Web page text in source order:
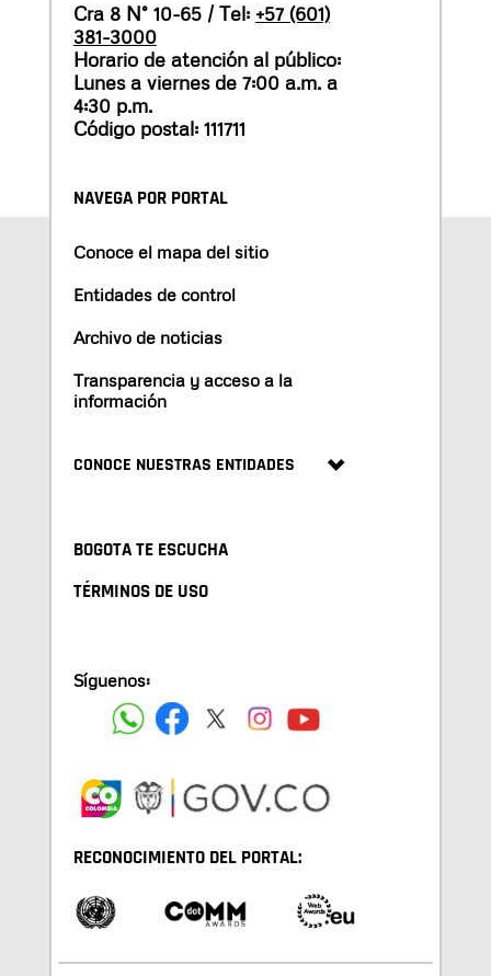
Cra 8 N° 10-65 / Tel: +57 (601)
381-3000
Horario de atención al público:
Lunes a viernes de 7:00 a.m. a
4:30 p.m.
Código postal: 111711
NAVEGA POR PORTAL
Conoce el mapa del sitio
Entidades de control
Archivo de noticias
Transparencia y acceso a la
información
CONOCE NUESTRAS ENTIDADES
BOGOTA TE ESCUCHA
TÉRMINOS DE USO
Síguenos:
RECONOCIMIENTO DEL PORTAL: